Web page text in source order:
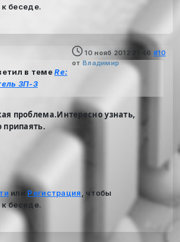
беседе.
10 нояб 2012 21:46 #10
от Владимир
в темеRe:
ЗП-3
проблема.Интересно узнать,
припаять.
или Регистрация
, чтобы
беседе.